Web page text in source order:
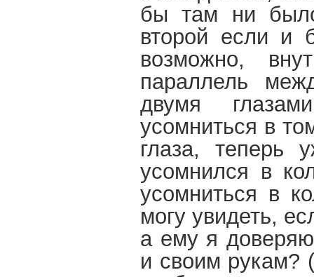
бы там ни
второй если и
возможно,
параллель
двумя
усомниться в
глаза,
усомнился в
усомниться в
могу увидеть,
а ему я
и своим рукам?